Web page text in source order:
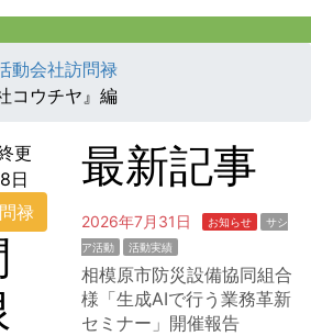
動会社訪問禄
コウチヤ』編
更
日
禄
最新記事
2026年7月31日 お知らせ
サシ
ア活動
活動実績
相模原市防災設備協同組合
様「生成AIで行う業務革新
セミナー」開催報告